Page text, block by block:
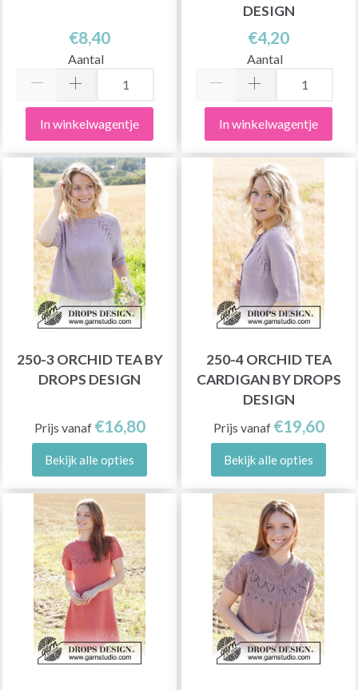
€8,40
Aantal
In winkelwagentje
DESIGN
€4,20
Aantal
In winkelwagentje
250-3 ORCHID TEA BY
DROPS DESIGN
Prijs vanaf €16,80
Bekijk alle opties
250-4 ORCHID TEA
CARDIGAN BY DROPS
DESIGN
Prijs vanaf €19,60
Bekijk alle opties